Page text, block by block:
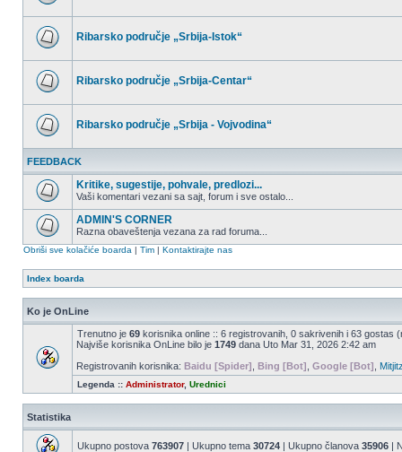
nepročitanih
nepročitanih
Ribarsko područje „Srbija-Istok“
nepročitanih
Ribarsko područje „Srbija-Centar“
nepročitanih
postova
Ribarsko područje „Srbija - Vojvodina“
FEEDBACK
nepročitanih
postova
Kritike, sugestije, pohvale, predlozi...
Vaši komentari vezani sa sajt, forum i sve ostalo...
nepročitanih
ADMIN'S CORNER
Razna obaveštenja vezana za rad foruma...
Obriši sve kolačiće boarda | Tim | Kontaktirajte nas
Index boarda
Ko je OnLine
Trenutno je 69 korisnika online :: 6 registrovanih, 0 sakrivenih i 63 gostas
Najviše korisnika OnLine bilo je 1749 dana Uto Mar 31, 2026 2:42 am
Registrovanih korisnika: Baidu [Spider] Bing [Bot] Google [Bot]
Legenda :: Administrator, Urednici
Statistika
Ukupno postova 763907 | Ukupno tema 30724 | Ukupno članova 35906 |